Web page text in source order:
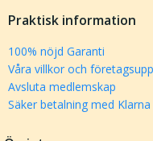
Praktisk information
100% nöjd Garanti
Våra villkor och
Avsluta medlemskap
Säker betalning med Klarna